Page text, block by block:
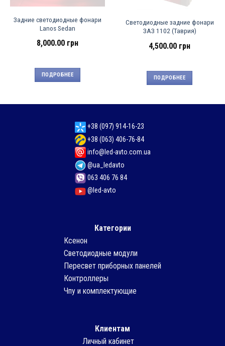
Задние светодиодные фонари
Lanos Sedan
8,000.00 грн
ПОДРОБНЕЕ
Светодиодные задние фонари
ЗАЗ 1102 (Таврия)
4,500.00 грн
ПОДРОБНЕЕ
+38 (097) 914-16-23
+38 (063) 406-76-84
info@led-avto.com.ua
@ua_ledavto
063 406 76 84
@led-avto
Категории
Ксенон
Светодиодные модули
Пересвет приборных панелей
Контроллеры
Чпу и комплектующие
Клиентам
Личный кабинет